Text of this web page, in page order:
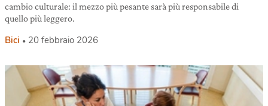
cambio culturale: il mezzo più pesante sarà più responsabile di
quello più leggero.
Bici 20 febbraio 2026